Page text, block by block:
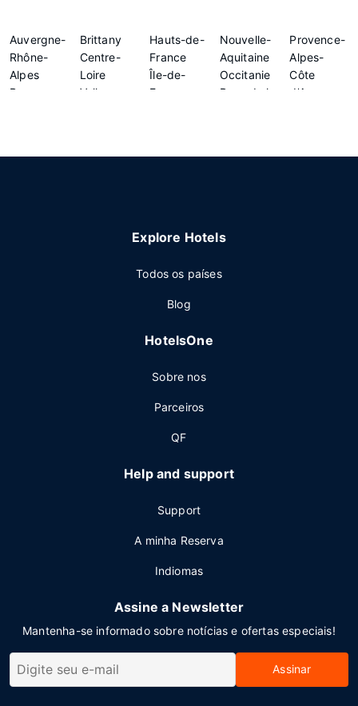
Auvergne-
Rhône-
Alpes
Bourgogne-
Brittany
Centre-
Loire
Valley
Hauts-de-
France
Île-de-
France
Nouvelle-
Aquitaine
Occitanie
Pays de la
Provence-
Alpes-
Côte
d'Azur
Explore Hotels
Todos os países
Blog
HotelsOne
Sobre nos
Parceiros
QF
Help and support
Support
A minha Reserva
Indiomas
Assine a Newsletter
Mantenha-se informado sobre notícias e ofertas especiais!
Assinar